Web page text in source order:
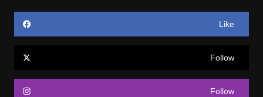
Like
Follow
Follow